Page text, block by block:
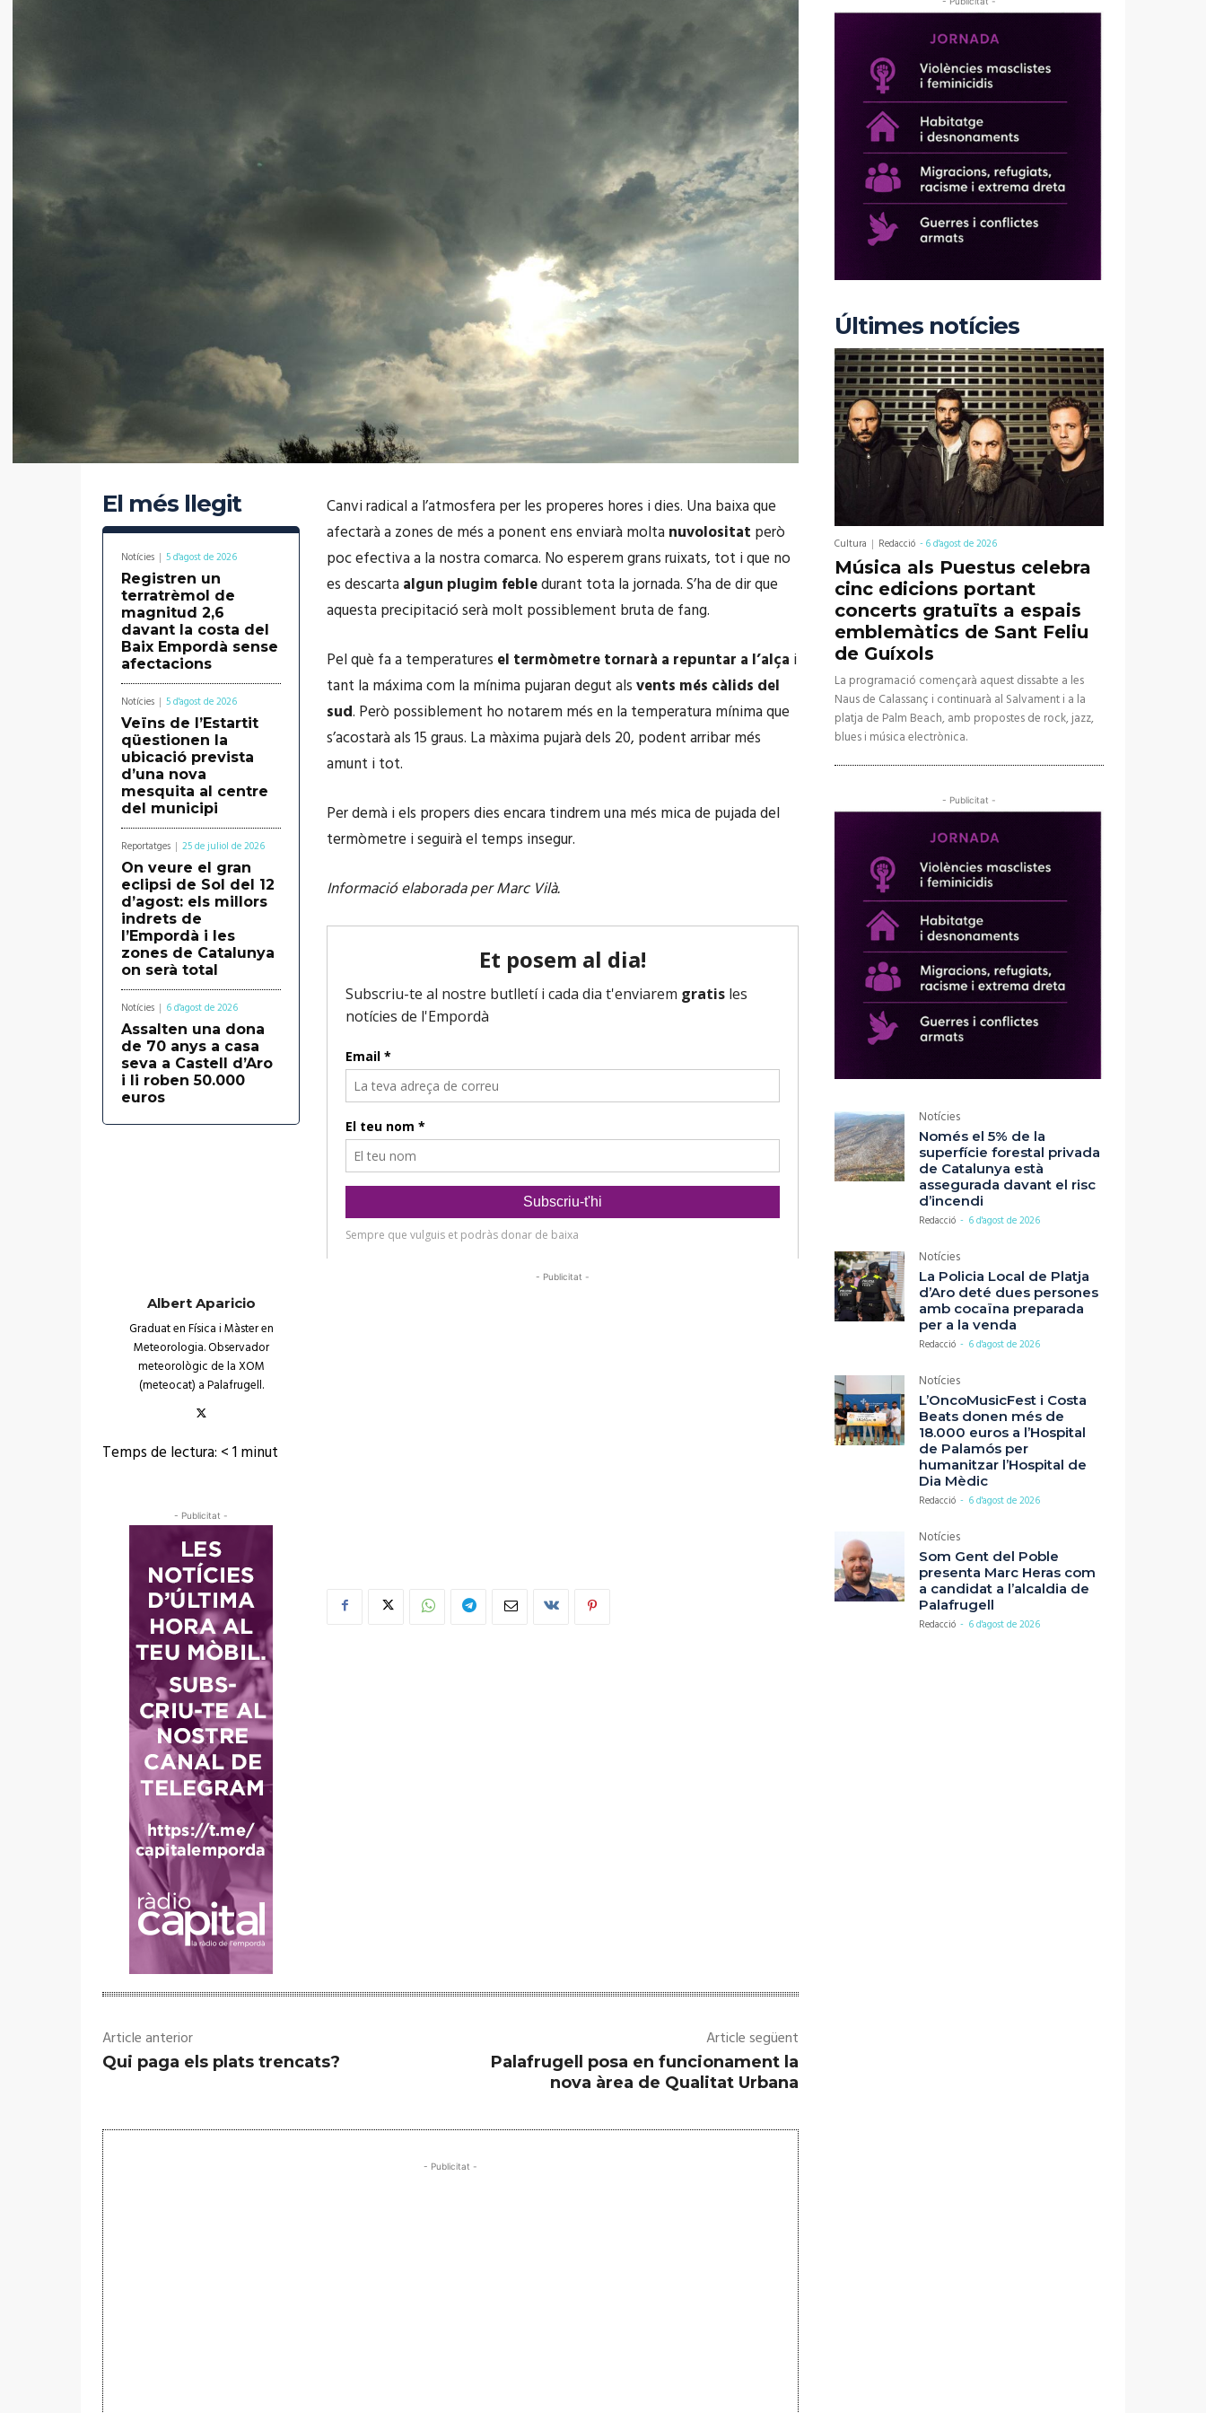
El més llegit
Notícies 5 d'agost de 2026
Registren un
terratrèmol de
magnitud 2,6
davant la costa del
Baix Empordà sense
afectacions
Notícies 5 d'agost de 2026
Veïns de l’Estartit
qüestionen la
ubicació prevista
d’una nova
mesquita al centre
del municipi
Reportatges 25 de juliol de 2026
On veure el gran
eclipsi de Sol del 12
d’agost: els millors
indrets de
l’Empordà i les
zones de Catalunya
on serà total
Notícies 6 d'agost de 2026
Assalten una dona
de 70 anys a casa
seva a Castell d’Aro
i li roben 50.000
euros
Albert Aparicio
Graduat en Física i Màster en
Meteorologia. Observador
meteorològic de la XOM
(meteocat) a Palafrugell.
Temps de lectura: < 1minut
- Publicitat -
Canvi radical a l’atmosfera per les properes hores i dies. Una baixa que
afectarà a zones de més a ponent ens enviarà molta nuvolositat però
poc efectiva a la nostra comarca. No esperem grans ruixats, tot i que no
es descarta algun plugim febledurant tota la jornada. S’ha de dir que
aquesta precipitació serà molt possiblement bruta de fang.
Pel què fa a temperatures el termòmetre tornarà a repuntar a l’alça i
tant la máxima com la mínima pujaran degut alsvents més càlids del
sud. Però possiblement ho notarem més en la temperatura mínima que
s’acostarà als 15 graus. La màxima pujarà dels 20, podent arribar més
amunt i tot.
Per demà i els propers dies encara tindrem una més mica de pujada del
termòmetre i seguirà el temps insegur.
Informació elaborada per Marc Vilà.
- Publicitat -
Article anterior
Qui paga els plats trencats?
Article següent
Palafrugell posa en funcionament la
nova àrea de Qualitat Urbana
- Publicitat -
Últimes notícies
Cultura Redacció -6 d'agost de 2026
Música als Puestus celebra
cinc edicions portant
concerts gratuïts a espais
emblemàtics de Sant Feliu
de Guíxols
La programació començarà aquest dissabte a les
Naus de Calassanç i continuarà al Salvament i a la
platja de Palm Beach, amb propostes de rock, jazz,
blues i música electrònica.
- Publicitat -
Notícies
Només el 5% de la
superfície forestal privada
de Catalunya està
assegurada davant el risc
d’incendi
Redacció - 6 d'agost de 2026
Notícies
La Policia Local de Platja
d’Aro deté dues persones
amb cocaïna preparada
per a la venda
Redacció - 6 d'agost de 2026
Notícies
L’OncoMusicFest i Costa
Beats donen més de
18.000 euros a l’Hospital
de Palamós per
humanitzar l’Hospital de
Dia Mèdic
Redacció - 6 d'agost de 2026
Notícies
Som Gent del Poble
presenta Marc Heras com
a candidat a l’alcaldia de
Palafrugell
Redacció - 6 d'agost de 2026